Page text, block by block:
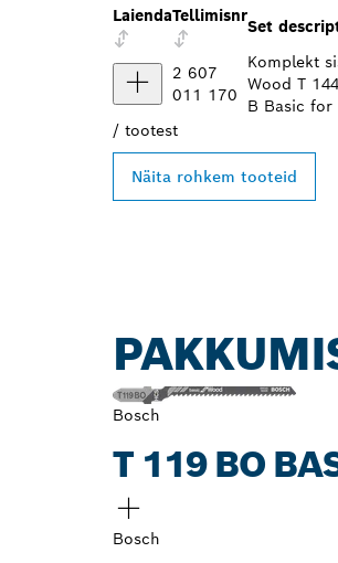
LaiendaTellimisnr
Set
2 607
011 170
Komplekt
Wood T
B Basic for
/ tootest
Näita rohkem tooteid
Bosch
T 119 BO
Bosch